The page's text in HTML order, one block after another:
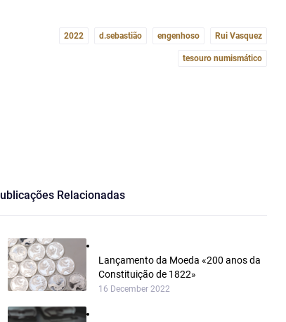
2022 d.sebastião engenhoso Rui Vasquez
tesouro numismático
Relacionadas
Lançamento da Moeda «200 anos da
Constituição de 1822»
16 December 2022